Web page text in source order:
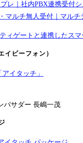
レ｜社内PBX連携受付
マルチ無人受付｜マルチ
イビーフォン）
イタッチ」